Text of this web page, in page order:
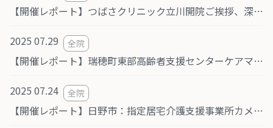
【開催レポート】つばさクリニック立川開院ご挨拶、深間内院長による講演を開催しました。
2025 07.29 全院
【開催レポート】瑞穂町東部高齢者支援センターケアマネ研修会「発達障害について」
2025 07.24 全院
【開催レポート】日野市：指定居宅介護支援事業所カメリア勉強会「発達障害」